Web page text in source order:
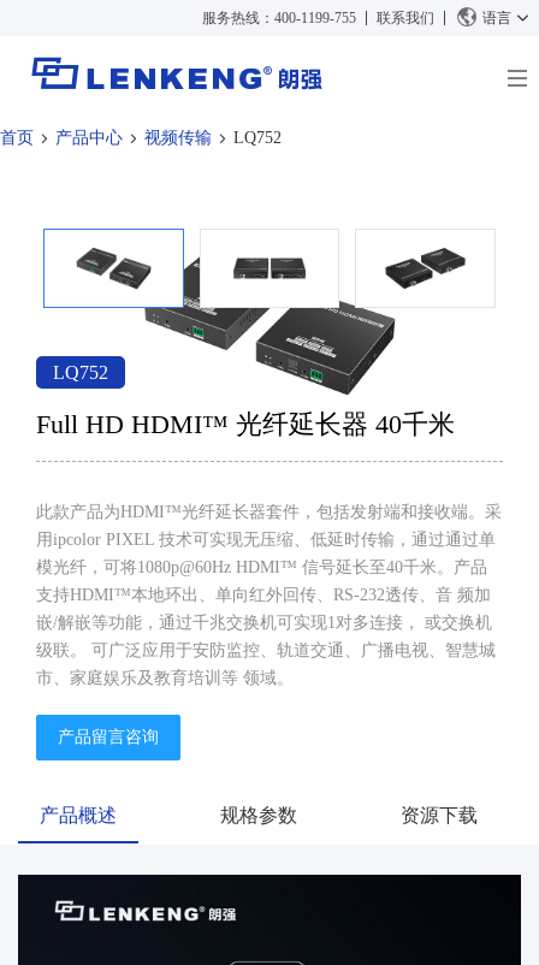
服务热线：400-1199-755 联系我们 语言
关于朗强
资质荣誉
人力资源
联系我们
产品中心
视频信号处理
媒体报道
技术支持
资料下载
正品查询
停产产品
搜索
首页 产品中心 视频传输 LQ752
LQ752
Full HD HDMI™ 光纤延长器 40千米
此款产品为HDMI™光纤延长器套件，包括发射端和接收端。采
用ipcolor PIXEL 技术可实现无压缩、低延时传输，通过通过单
模光纤，可将1080p@60Hz HDMI™ 信号延长至40千米。产品
支持HDMI™本地环出、单向红外回传、RS-232透传、音 频加
嵌/解嵌等功能，通过千兆交换机可实现1对多连接， 或交换机
级联。 可广泛应用于安防监控、轨道交通、广播电视、智慧城
市、家庭娱乐及教育培训等 领域。
产品留言咨询
产品概述 规格参数 资源下载